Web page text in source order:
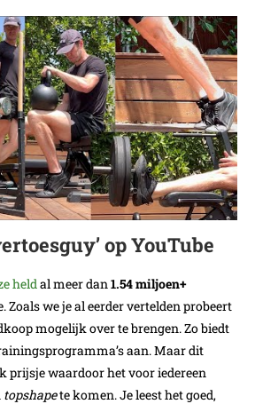
op YouTube
heldal meer dan1.54 miljoen+
Zoals we je al eerder vertelden probeert
mogelijk over te brengen. Zo biedt
aan. Maar dit
prijsje waardoor het voor iedereen
topshapete komen. Je leest het goed,